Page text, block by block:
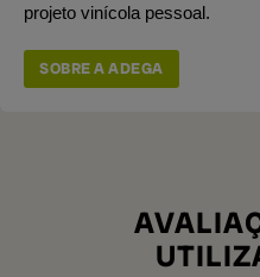
projeto vinícola pessoal.
SOBRE A ADEGA